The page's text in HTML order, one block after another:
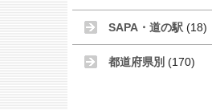
SAPA・道の駅 (18)
都道府県別 (170)